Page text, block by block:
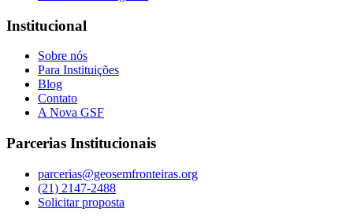
Institucional
Sobre nós
Para Instituições
Blog
Contato
A Nova GSF
Parcerias Institucionais
parcerias@geosemfronteiras.org
(21) 2147-2488
Solicitar proposta